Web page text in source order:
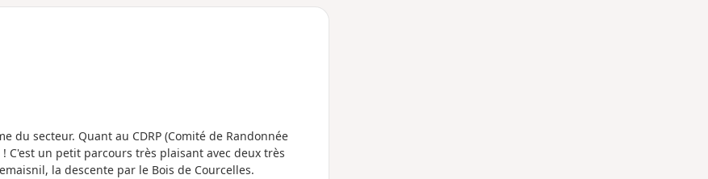
secteur. Quant au CDRP (Comité de Randonnée
C'est un petit parcours très plaisant avec deux très
la descente par le Bois de Courcelles.